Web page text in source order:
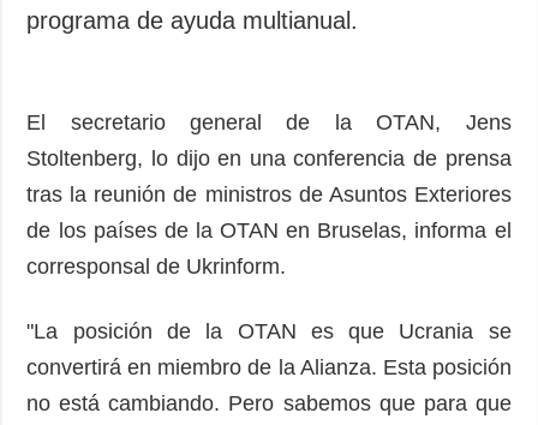
programa de ayuda multianual.
El secretario general de la OTAN, Jens
Stoltenberg, lo dijo en una conferencia de prensa
tras la reunión de ministros de Asuntos Exteriores
de los países de la OTAN en Bruselas, informa el
corresponsal de Ukrinform.
"La posición de la OTAN es que Ucrania se
convertirá en miembro de la Alianza. Esta posición
no está cambiando. Pero sabemos que para que